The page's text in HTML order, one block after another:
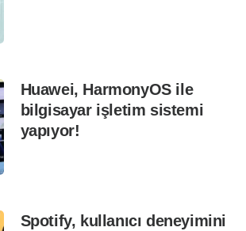
Huawei, HarmonyOS ile
bilgisayar işletim sistemi
yapıyor!
Spotify, kullanıcı deneyimini